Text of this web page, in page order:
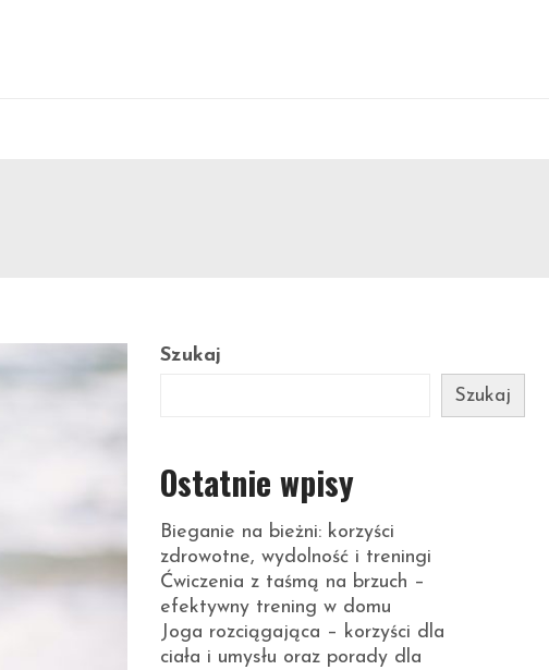
Szukaj
Szukaj
Ostatnie wpisy
Bieganie na bieżni: korzyści
zdrowotne, wydolność i treningi
Ćwiczenia z taśmą na brzuch –
efektywny trening w domu
Joga rozciągająca – korzyści dla
ciała i umysłu oraz porady dla